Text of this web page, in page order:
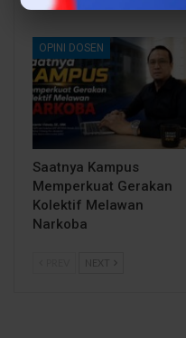
OPINI DOSEN
Saatnya Kampus
Memperkuat Gerakan
Kolektif Melawan
Narkoba
NEXT